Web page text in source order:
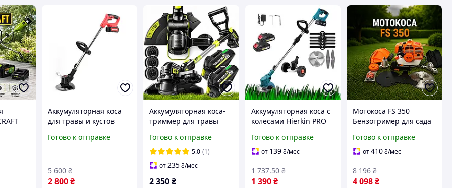
Аккумуляторная коса
для травы и кустов
Аккумуляторный
Готово к отправке
2 800₴
5 600 ₴
Аккумуляторная коса-
триммер для травы
аккумуляторами
(Польша)
Готово к отправке
5.0 (1)
от235₴/мес
2 350₴
Аккумуляторная коса с
колесами Hierkin PRO
триммер для покоса
травы газонокосилка 2
Готово к отправке
от 139 ₴/мес
1 390 ₴
1 737.50 ₴
Мотокоса FS 350
Бензотример для сада
и бурьяна 4.2 кВт
Садовый ручной
для кустов
Готово к отправке
от410₴/мес
4 098₴
8 196 ₴